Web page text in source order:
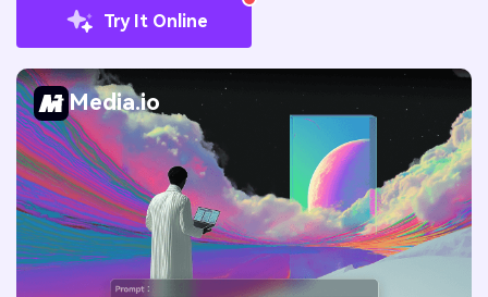
Try It Online
Media.io